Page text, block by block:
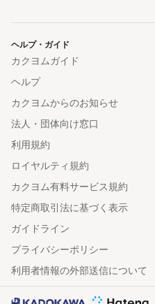
ヘルプ・ガイド
カクヨムガイド
ヘルプ
カクヨムからのお知らせ
法人・団体向け窓口
利用規約
ロイヤルティ規約
カクヨム有料サービス規約
特定商取引法に基づく表示
ガイドライン
プライバシーポリシー
利用者情報の外部送信について